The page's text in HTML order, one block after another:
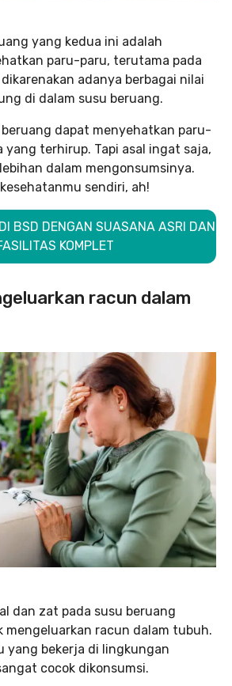
yang kedua ini adalah
paru-paru, terutama pada
adanya berbagai nilai
di dalam susu beruang.
beruang dapat menyehatkan paru-
yang terhirup. Tapi asal ingat saja,
dalam mengonsumsinya.
sendiri, ah!
BSD DENGAN SUASANA ASRI DAN
KOMPLET
racun dalam
dan zat pada susu beruang
racun dalam tubuh.
yang bekerja di lingkungan
cocok dikonsumsi.